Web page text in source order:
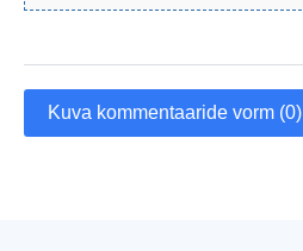
Kuva kommentaaride vorm (0)